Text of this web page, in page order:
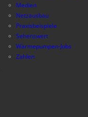
Medien
Netzausbau
Praxisbeispiele
Sehenswert
Wärmepumpen-Jobs
Zahlen